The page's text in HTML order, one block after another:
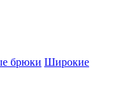
брюки Широкие